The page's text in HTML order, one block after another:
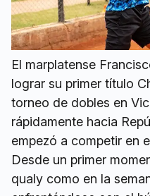
El marplatense
lograr su primer título
torneo de dobles en
rápidamente hacia
empezó a competir en
Desde un primer
qualy como en la